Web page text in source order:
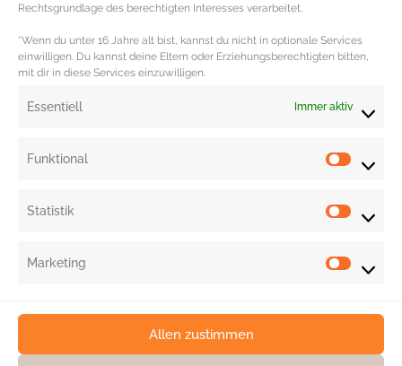
Rechtsgrundlage des berechtigten Interesses verarbeitet.
*Wenn du unter 16 Jahre alt bist, kannst du nicht in optionale Services
einwilligen. Du kannst deine Eltern oder Erziehungsberechtigten bitten,
mit dir in diese Services einzuwilligen.
Essentiell Immer aktiv
Funktional
Statistik
Marketing
Allen zustimmen
EINFACHE Rezepte mit saisonalem Gemüse im Juni
gibt es aufunserer Rezeptseite.
Redaktion: Nina Ilnseher | Fotos: Redaktion